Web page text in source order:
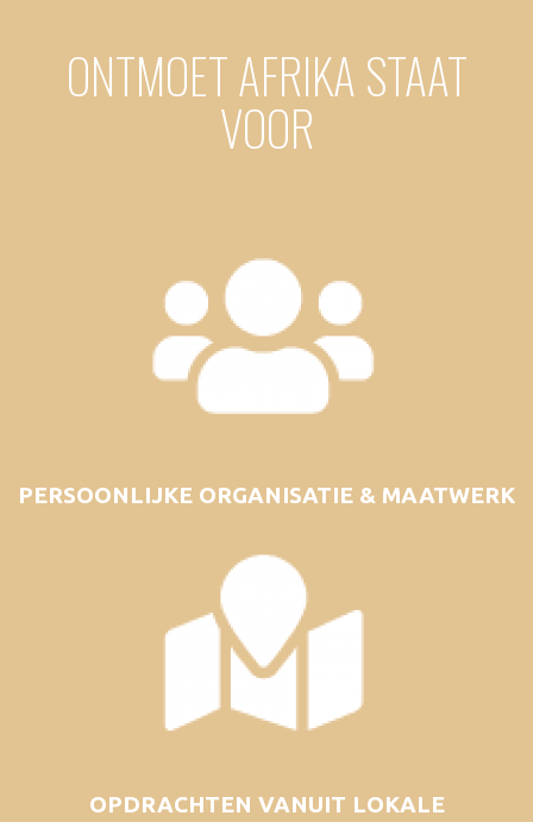
ONTMOET AFRIKA STAAT
VOOR
PERSOONLIJKE ORGANISATIE & MAATWERK
OPDRACHTEN VANUIT LOKALE